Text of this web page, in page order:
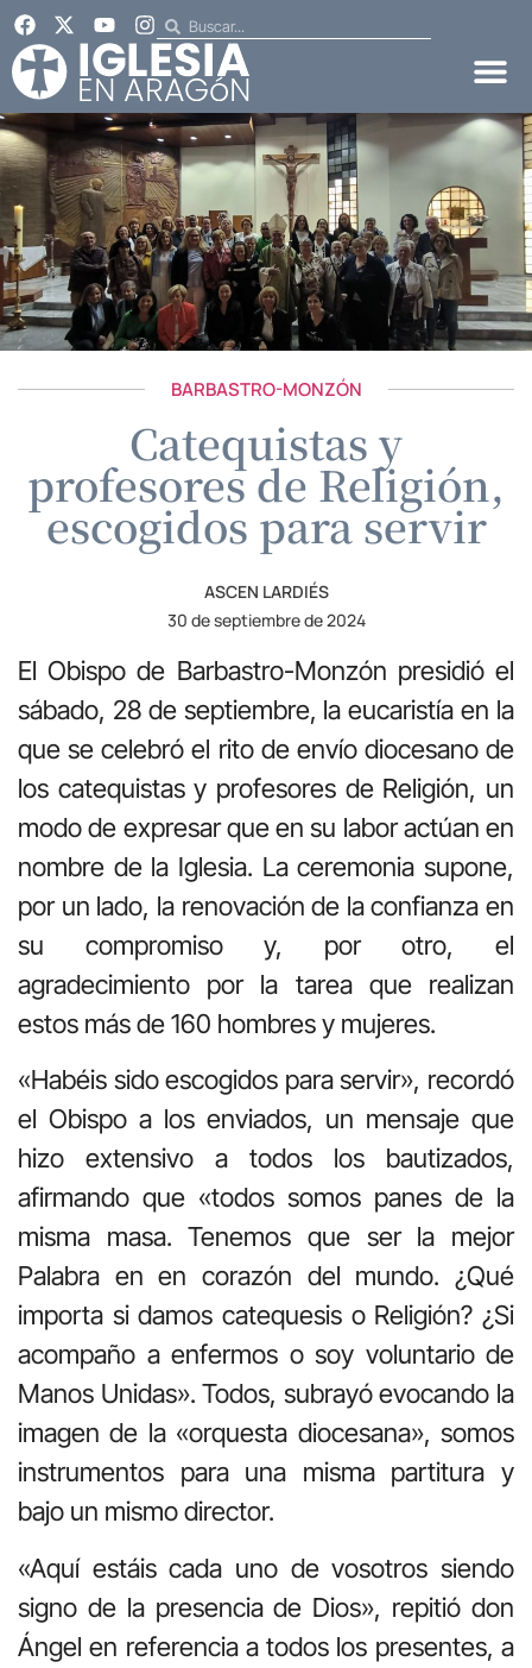
BARBASTRO-MONZÓN
Catequistas y
profesores de Religión,
escogidos para servir
ASCEN LARDIÉS
30 de septiembre de 2024
El Obispo de Barbastro-Monzón presidió el
sábado, 28 de septiembre, la eucaristía en la
que se celebró el rito de envío diocesano de
los catequistas y profesores de Religión, un
modo de expresar que en su labor actúan en
nombre de la Iglesia. La ceremonia supone,
por un lado, la renovación de la confianza en
su compromiso y, por otro, el
agradecimiento por la tarea que realizan
estos más de 160 hombres y mujeres.
«Habéis sido escogidos para servir», recordó
el Obispo a los enviados, un mensaje que
hizo extensivo a todos los bautizados,
afirmando que «todos somos panes de la
misma masa. Tenemos que ser la mejor
Palabra en en corazón del mundo. ¿Qué
importa si damos catequesis o Religión? ¿Si
acompaño a enfermos o soy voluntario de
Manos Unidas». Todos, subrayó evocando la
imagen de la «orquesta diocesana», somos
instrumentos para una misma partitura y
bajo un mismo director.
«Aquí estáis cada uno de vosotros siendo
signo de la presencia de Dios», repitió don
Ángel en referencia a todos los presentes, a